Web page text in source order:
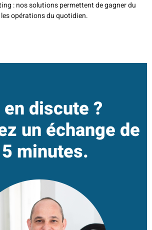
: nos solutions permettent de gagner du
opérations du quotidien.
en discute ?
un échange de
minutes.